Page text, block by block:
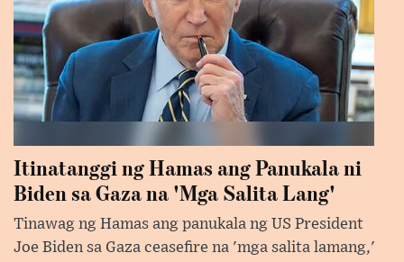
Itinatanggi ng Hamas ang Panukala ni
Biden sa Gaza na 'Mga Salita Lang'
Tinawag ng Hamas ang panukala ng US President
Joe Biden sa Gaza ceasefire na 'mga salita lamang,'